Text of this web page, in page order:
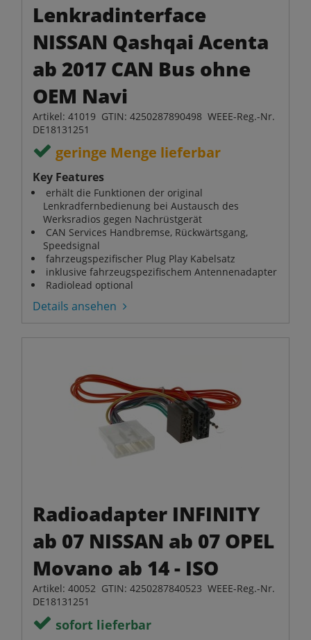
Lenkradinterface
NISSAN Qashqai Acenta
ab 2017 CAN Bus ohne
OEM Navi
Artikel: 41019 GTIN: 4250287890498 WEEE-Reg.-Nr.
DE18131251
geringe Menge lieferbar
Key Features
erhält die Funktionen der original
Lenkradfernbedienung bei Austausch des
Werksradios gegen Nachrüstgerät
CAN Services Handbremse, Rückwärtsgang,
Speedsignal
fahrzeugspezifischer Plug Play Kabelsatz
inklusive fahrzeugspezifischem Antennenadapter
Radiolead optional
Details ansehen
Radioadapter INFINITY
ab 07 NISSAN ab 07 OPEL
Movano ab 14 - ISO
Artikel: 40052 GTIN: 4250287840523 WEEE-Reg.-Nr.
DE18131251
sofort lieferbar